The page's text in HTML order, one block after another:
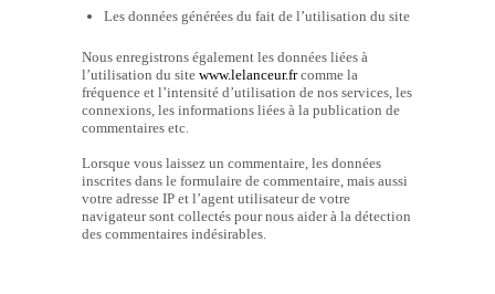
Les données générées du fait de l’utilisation du site
Nous enregistrons également les données liées à
l’utilisation du site www.lelanceur.frcomme la
fréquence et l’intensité d’utilisation de nos services, les
connexions, les informations liées à la publication de
commentaires etc.
Lorsque vous laissez un commentaire, les données
inscrites dans le formulaire de commentaire, mais aussi
votre adresse IP et l’agent utilisateur de votre
navigateur sont collectés pour nous aider à la détection
des commentaires indésirables.